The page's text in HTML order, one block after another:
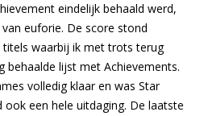
eindelijk behaald werd,
euforie. De score stond
titels waarbij ik met trots terug
behaalde lijst met Achievements.
volledig klaar en was Star
ook een hele uitdaging. De laatste